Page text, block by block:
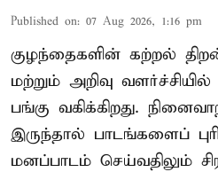
Published on: 07 Aug 2026, 1:16 pm
குழந்தைகளின் கற்றல்
மற்றும் அறிவு
பங்கு வகிக்கிறது.
இருந்தால் பாடங்களைப்
மனப்பாடம் செய்வதிலும்